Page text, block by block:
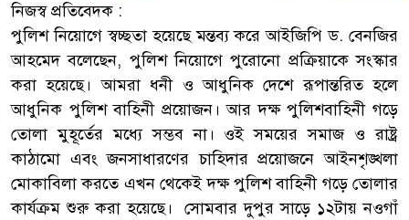
নিজস্ব প্রতিবেদক :
পুলিশ নিয়োগে স্বচ্ছতা হয়েছে মন্তব্য করে আইজিপি ড. বেনজির
আহমেদ বলেছেন, পুলিশ নিয়োগে পুরোনো প্রক্রিয়াকে সংস্কার
করা হয়েছে। আমরা ধনী ও আধুনিক দেশে রূপান্তরিত হলে
আধুনিক পুলিশ বাহিনী প্রয়োজন। আর দক্ষ পুলিশবাহিনী গড়ে
তোলা মুহূর্তের মধ্যে সম্ভব না। ওই সময়ের সমাজ ও রাষ্ট্র
কাঠামো এবং জনসাধারণের চাহিদার প্রয়োজনে আইনশৃঙ্খলা
মোকাবিলা করতে এখন থেকেই দক্ষ পুলিশ বাহিনী গড়ে তোলার
কার্যক্রম শুরু করা হয়েছে। সোমবার দুপুর সাড়ে ১২টায় নওগাঁ